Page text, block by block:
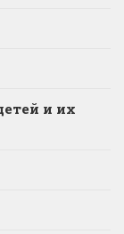
и их